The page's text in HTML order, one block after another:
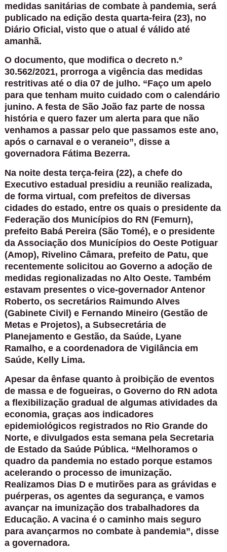
medidas sanitárias de combate à pandemia, será
publicado na edição desta quarta-feira (23), no
Diário Oficial, visto que o atual é válido até
amanhã.
O documento, que modifica o decreto n.º
30.562/2021, prorroga a vigência das medidas
restritivas até o dia 07 de julho. “Faço um apelo
para que tenham muito cuidado com o calendário
junino. A festa de São João faz parte de nossa
história e quero fazer um alerta para que não
venhamos a passar pelo que passamos este ano,
após o carnaval e o veraneio”, disse a
governadora Fátima Bezerra.
Na noite desta terça-feira (22), a chefe do
Executivo estadual presidiu a reunião realizada,
de forma virtual, com prefeitos de diversas
cidades do estado, entre os quais o presidente da
Federação dos Municípios do RN (Femurn),
prefeito Babá Pereira (São Tomé), e o presidente
da Associação dos Municípios do Oeste Potiguar
(Amop), Rivelino Câmara, prefeito de Patu, que
recentemente solicitou ao Governo a adoção de
medidas regionalizadas no Alto Oeste. Também
estavam presentes o vice-governador Antenor
Roberto, os secretários Raimundo Alves
(Gabinete Civil) e Fernando Mineiro (Gestão de
Metas e Projetos), a Subsecretária de
Planejamento e Gestão, da Saúde, Lyane
Ramalho, e a coordenadora de Vigilância em
Saúde, Kelly Lima.
Apesar da ênfase quanto à proibição de eventos
de massa e de fogueiras, o Governo do RN adota
a flexibilização gradual de algumas atividades da
economia, graças aos indicadores
epidemiológicos registrados no Rio Grande do
Norte, e divulgados esta semana pela Secretaria
de Estado da Saúde Pública. “Melhoramos o
quadro da pandemia no estado porque estamos
acelerando o processo de imunização.
Realizamos Dias D e mutirões para as grávidas e
puérperas, os agentes da segurança, e vamos
avançar na imunização dos trabalhadores da
Educação. A vacina é o caminho mais seguro
para avançarmos no combate à pandemia”, disse
a governadora.